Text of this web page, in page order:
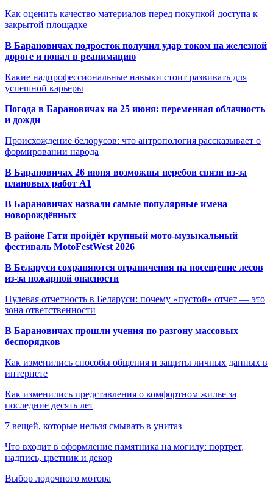
Как оценить качество материалов перед покупкой доступа к
закрытой площадке
В Барановичах подросток получил удар током на железной
дороге и попал в реанимацию
Какие надпрофессиональные навыки стоит развивать для
успешной карьеры
Погода в Барановичах на 25 июня: переменная облачность
и дожди
Происхождение белорусов: что антропология рассказывает о
формировании народа
В Барановичах 26 июня возможны перебои связи из-за
плановых работ A1
В Барановичах назвали самые популярные имена
новорождённых
В районе Гати пройдёт крупный мото-музыкальный
фестиваль MotoFestWest 2026
В Беларуси сохраняются ограничения на посещение лесов
из-за пожарной опасности
Нулевая отчетность в Беларуси: почему «пустой» отчет — это
зона ответственности
В Барановичах прошли учения по разгону массовых
беспорядков
Как изменились способы общения и защиты личных данных в
интернете
Как изменились представления о комфортном жилье за
последние десять лет
7 вещей, которые нельзя смывать в унитаз
Что входит в оформление памятника на могилу: портрет,
надпись, цветник и декор
Выбор лодочного мотора